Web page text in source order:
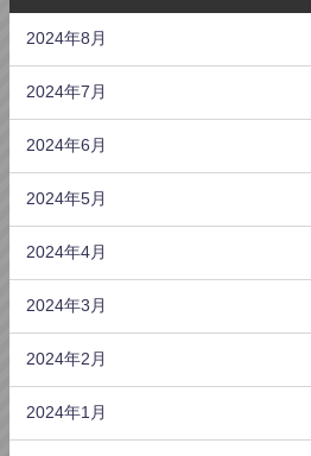
2024年8月
2024年7月
2024年6月
2024年5月
2024年4月
2024年3月
2024年2月
2024年1月